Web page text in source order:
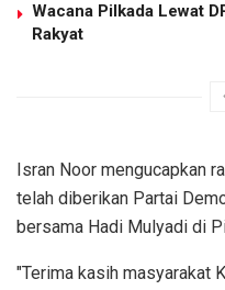
Wacana Pilkada Lewat
Rakyat
Isran Noor mengucapkan
telah diberikan Partai
bersama Hadi Mulyadi di
"Terima kasih masyarakat